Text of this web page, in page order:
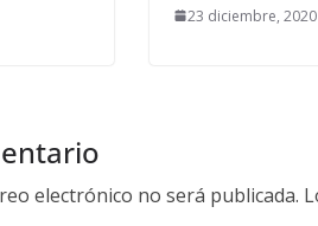
23 diciembre, 2020
electrónico no será publicada.